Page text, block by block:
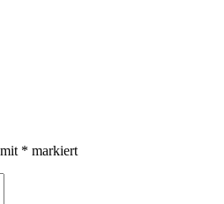
* markiert